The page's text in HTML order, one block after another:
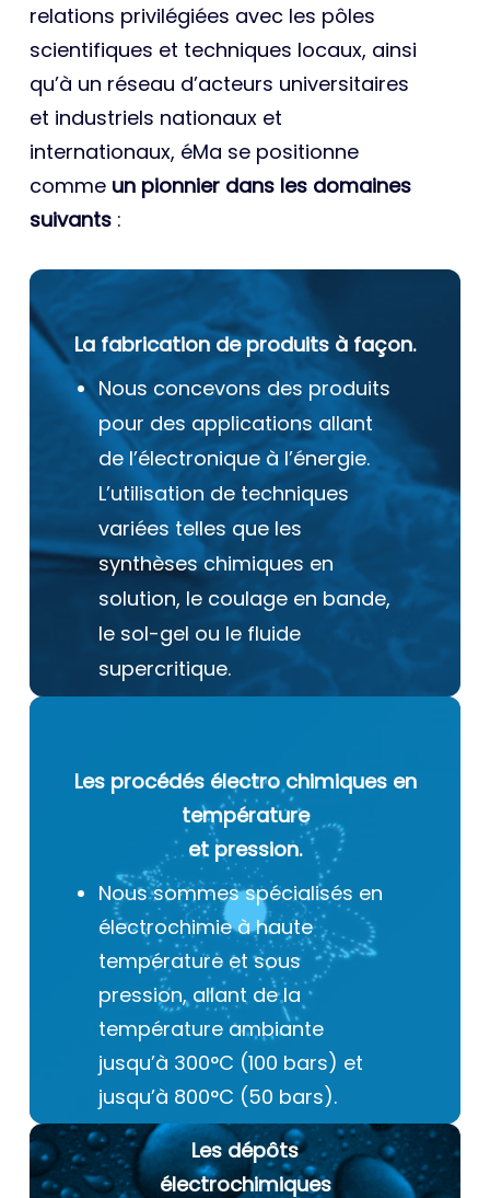
relations privilégiées avec les pôles
scientifiques et techniques locaux, ainsi
qu’à un réseau d’acteurs universitaires
et industriels nationaux et
internationaux, éMa se positionne
comme un pionnier dans les domaines
suivants :
La fabrication de produits à façon.
Nous concevons des produits
pour des applications allant
de l’électronique à l’énergie.
L’utilisation de techniques
variées telles que les
synthèses chimiques en
solution, le coulage en bande,
le sol-gel ou le fluide
supercritique.
Les procédés électro chimiques en
température
et pression.
Nous sommes spécialisés en
électrochimie à haute
température et sous
pression, allant de la
température ambiante
jusqu’à 300°C (100 bars) et
jusqu’à 800°C (50 bars).
Les dépôts
électrochimiques